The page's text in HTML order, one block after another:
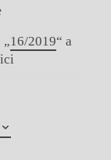
„16/2019“ a